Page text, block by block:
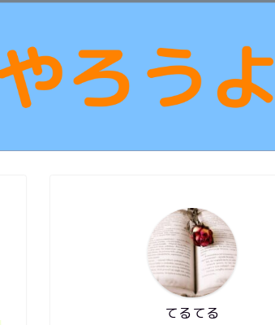
てるてる